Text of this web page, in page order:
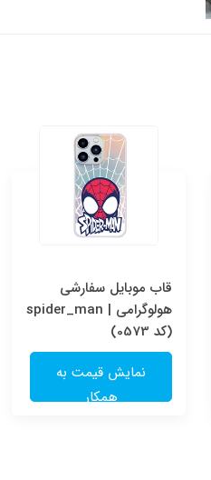
قاب موبایل سفارشی
هولوگرامی | spider_man
(کد 0573)
نمایش قیمت به
همکار